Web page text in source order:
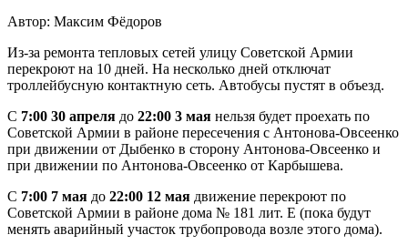
Автор: Максим Фёдоров
Из-за ремонта тепловых сетей улицу Советской Армии
перекроют на 10 дней. На несколько дней отключат
троллейбусную контактную сеть. Автобусы пустят в объезд.
С 7:00 30 апреля до 22:00 3 мая нельзя будет проехать по
Советской Армии в районе пересечения с Антонова-Овсеенко
при движении от Дыбенко в сторону Антонова-Овсеенко и
при движении по Антонова-Овсеенко от Карбышева.
С 7:00 7 мая до 22:00 12 мая движение перекроют по
Советской Армии в районе дома № 181 лит. Е (пока будут
менять аварийный участок трубопровода возле этого дома).